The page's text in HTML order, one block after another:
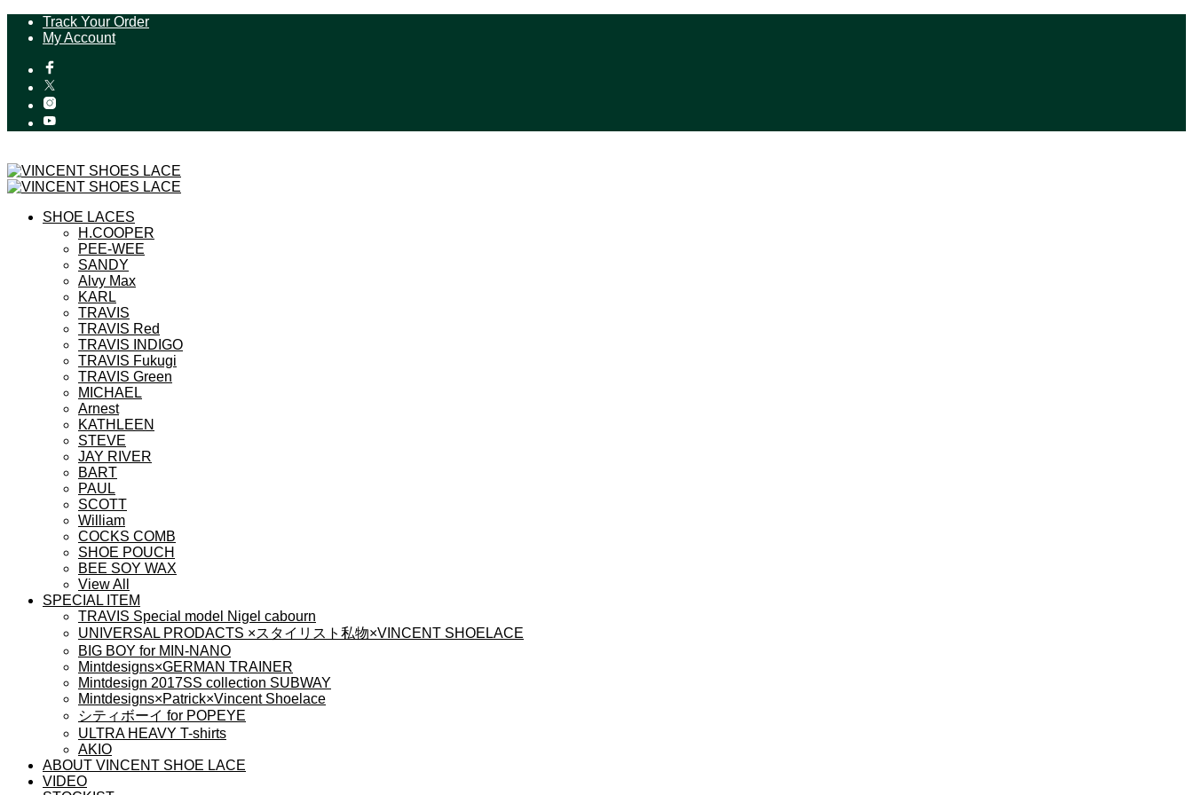
Track Your Order
My Account
SHOE LACES
H.COOPER
PEE-WEE
SANDY
Alvy Max
KARL
TRAVIS
TRAVIS Red
TRAVIS INDIGO
TRAVIS Fukugi
TRAVIS Green
MICHAEL
Arnest
KATHLEEN
STEVE
JAY RIVER
BART
PAUL
SCOTT
William
COCKS COMB
SHOE POUCH
BEE SOY WAX
View All
SPECIAL ITEM
TRAVIS Special model Nigel cabourn
UNIVERSAL PRODACTS ×スタイリスト私物×VINCENT SHOELACE
BIG BOY for MIN-NANO
Mintdesigns×GERMAN TRAINER
Mintdesign 2017SS collection SUBWAY
Mintdesigns×Patrick×Vincent Shoelace
シティボーイ for POPEYE
ULTRA HEAVY T-shirts
AKIO
ABOUT VINCENT SHOE LACE
VIDEO